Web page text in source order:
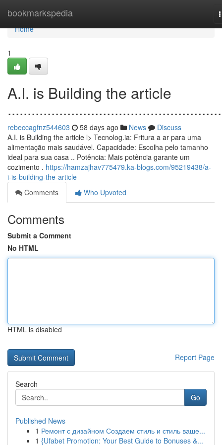
bookmarkspedia
Home
Home
1
A.I. is Building the article
rebeccagfnz544603 58 days ago News
Discuss
A.I. is Building the article l> Tecnolog.ia: Fritura a ar para uma
alimentação mais saudável. Capacidade: Escolha pelo tamanho
ideal para sua casa .. Potência: Mais potência garante um
cozimento . https://hamzajhav775479.ka-blogs.com/95219438/a-
i-is-building-the-article
Comments
Who Upvoted
Comments
Submit a Comment
No HTML
HTML is disabled
Report Page
Search
Go
Published News
1 Ремонт с дизайном Создаем стиль и стиль ваше...
1 {Ufabet Promotion: Your Best Guide to Bonuses &...